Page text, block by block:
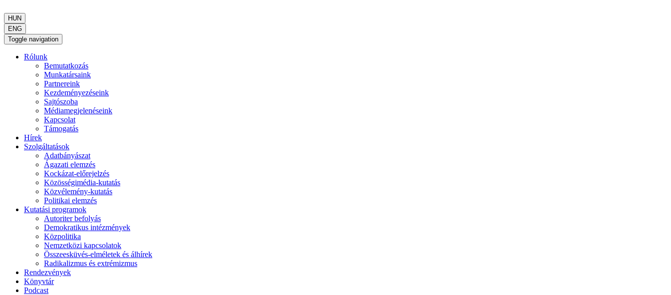
HUN
ENG
Toggle navigation
Rólunk
Bemutatkozás
Munkatársaink
Partnereink
Kezdeményezéseink
Sajtószoba
Médiamegjelenéseink
Kapcsolat
Támogatás
Hírek
Szolgáltatások
Adatbányászat
Ágazati elemzés
Kockázat-előrejelzés
Közösségimédia-kutatás
Közvélemény-kutatás
Politikai elemzés
Kutatási programok
Autoriter befolyás
Demokratikus intézmények
Közpolitika
Nemzetközi kapcsolatok
Összeesküvés-elméletek és álhírek
Radikalizmus és extrémizmus
Rendezvények
Könyvtár
Podcast